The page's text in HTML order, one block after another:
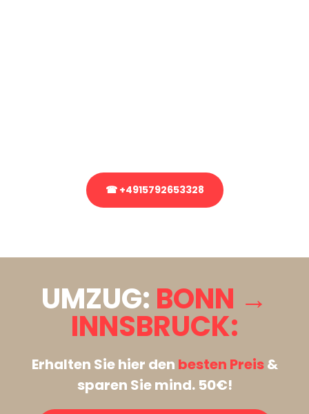
☎ +4915792653328
UMZUG: BONN →
INNSBRUCK:
Erhalten Sie hier den besten Preis&
sparen Sie mind. 50€!